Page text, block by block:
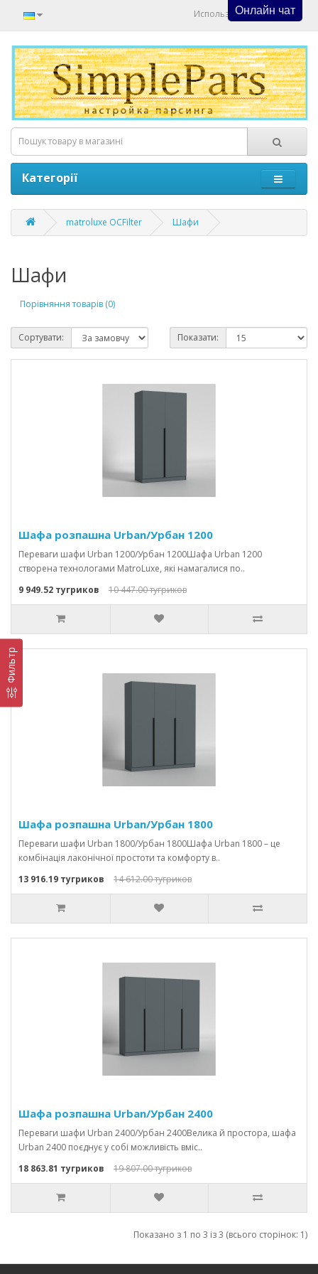
Используйте Онлайн Чат
Категорії
matroluxe OCFilter Шафи
Фильтр
Шафи
Порівняння товарів (0)
Сортувати: Показати:
Шафа розпашна Urban/Урбан 1200
Переваги шафи Urban 1200/Урбан 1200Шафа Urban 1200
створена технологами MatroLuxe, які намагалися по..
9 949.52 тугриков
10 447.00 тугриков
Шафа розпашна Urban/Урбан 1800
Переваги шафи Urban 1800/Урбан 1800Шафа Urban 1800 – це
комбінація лаконічної простоти та комфорту в..
13 916.19 тугриков
14 612.00 тугриков
Шафа розпашна Urban/Урбан 2400
Переваги шафи Urban 2400/Урбан 2400Велика й простора, шафа
Urban 2400 поєднує у собі можливість вміс..
18 863.81 тугриков
19 807.00 тугриков
Показано з 1 по 3 із 3 (всього сторінок: 1)
Онлайн чат